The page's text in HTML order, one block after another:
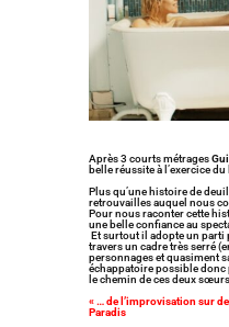
Après 3 courts métrages
belle réussite à l’exercice
Plus qu’une histoire de
retrouvailles auquel nous
Pour nous raconter cette
une belle confiance au
Et surtout il adopte un parti
travers un cadre très serré
personnages et quasiment
échappatoire possible donc
le chemin de ces deux
« … de l’improvisation sur
Paradis